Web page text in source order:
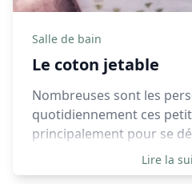
Salle de bain
Le coton jetable
Nombreuses sont les
quotidiennement ces
principalement pour se
nettoyer » la peau. On
cotons par jour, ce qui
Lire la